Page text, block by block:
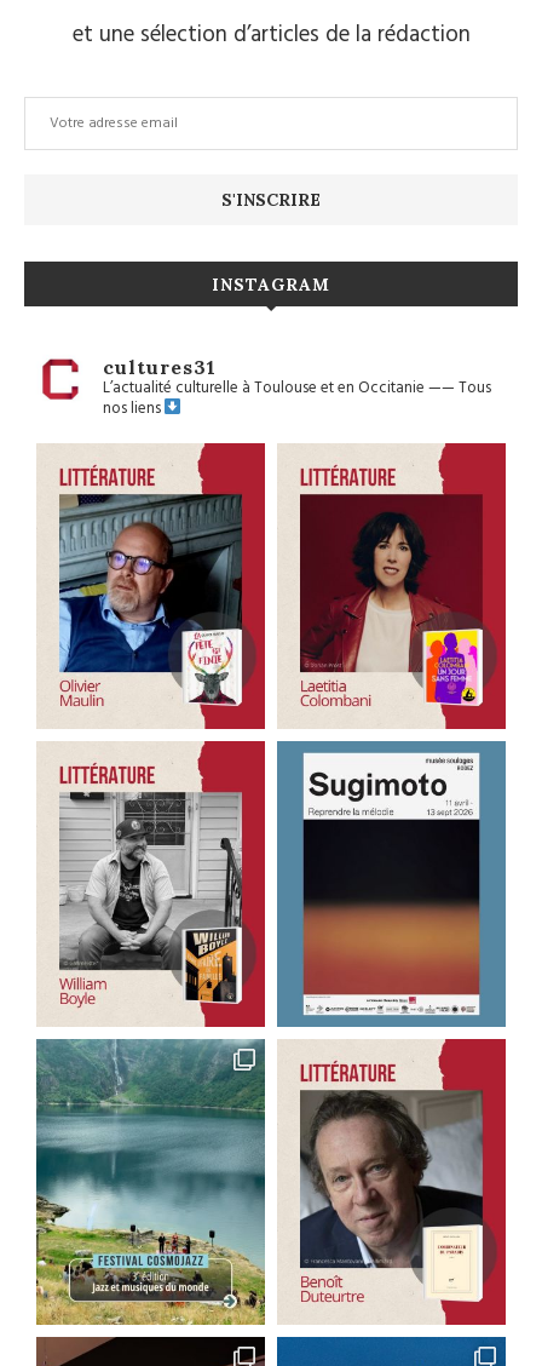
et une sélection d’articles de la rédaction
INSTAGRAM
cultures31
L’actualité culturelle à Toulouse et en Occitanie——Tous
nos liens